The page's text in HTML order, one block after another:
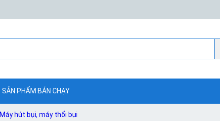
SẢN PHẨM BÁN CHẠY
Máy hút bụi, máy thổi bụi